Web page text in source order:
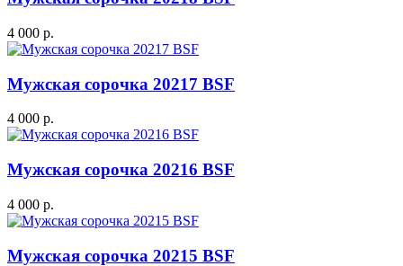
4 000 р.
Мужская сорочка 20217 BSF
4 000 р.
Мужская сорочка 20216 BSF
4 000 р.
Мужская сорочка 20215 BSF